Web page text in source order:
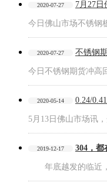
2020-07-27 7月27
今日佛山市场不锈钢
2020-07-27 不锈钢
今日不锈钢期货冲高
2020-05-14 0.24/
5月13日佛山市场讯
2019-12-17 304，都
年底越发的临近，